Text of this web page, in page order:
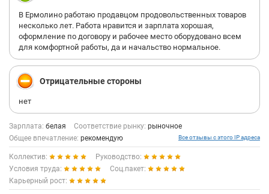
В Ермолино работаю продавцом продовольственных товаров
несколько лет. Работа нравится и зарплата хорошая,
оформление по договору и рабочее место оборудовано всем
для комфортной работы, да и начальство нормальное.
Отрицательные стороны
нет
Зарплата: белая Соответствие рынку: рыночное
Общее впечатление: рекомендую Все отзывы с этого IP адреса
Коллектив:
Руководство:
Условия труда:
Соц.пакет:
Карьерный рост: